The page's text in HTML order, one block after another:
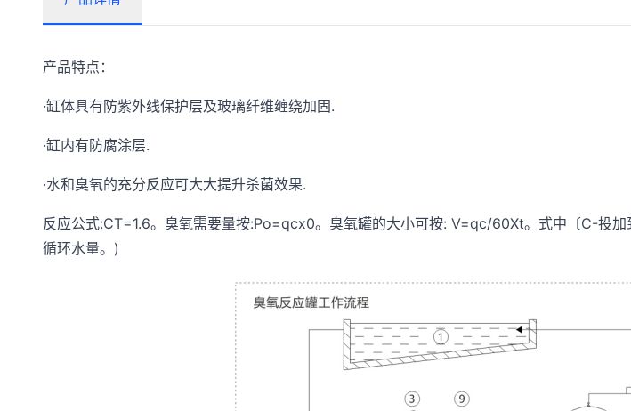
产品特点：
·缸体具有防紫外线保护层及玻璃纤维缠绕加固.
·缸内有防腐涂层.
·水和臭氧的充分反应可大大提升杀菌效果.
反应公式:CT=1.6。臭氧需要量按:Po=qcx0。臭氧罐的大小可按: V=qc/60Xt。式中〔C-投
循环水量。)